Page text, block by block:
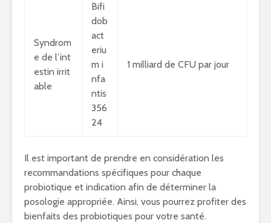
Syndrom
e de l’int
estin irrit
able
Bifi
dob
act
eriu
m i
nfa
ntis
356
24
1 milliard de CFU par jour
Il est important de prendre en considération les
recommandations spécifiques pour chaque
probiotique et indication afin de déterminer la
posologie appropriée. Ainsi, vous pourrez profiter des
bienfaits des probiotiques pour votre santé.